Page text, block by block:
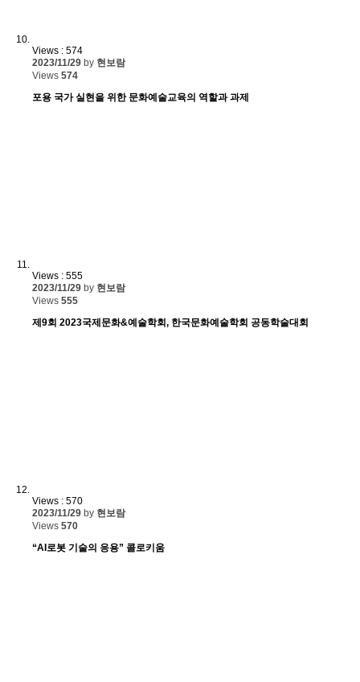
Views : 574
2023/11/29 by 현보람
Views 574
포용 국가 실현을 위한 문화예술교육의 역할과 과제
Views : 555
2023/11/29 by 현보람
Views 555
제9회 2023국제문화&예술학회, 한국문화예술학회 공동학술대회
Views : 570
2023/11/29 by 현보람
Views 570
“AI로봇 기술의 응용” 콜로키움